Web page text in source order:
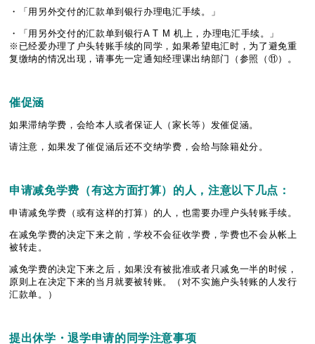
・「用另外交付的汇款单到银行办理电汇手续。」
・「用另外交付的汇款单到银行A T M 机上，办理电汇手续。」
※已经爱办理了户头转账手续的同学，如果希望电汇时，为了避免重
复缴纳的情况出现，请事先一定通知经理课出纳部门（参照（⑪）。
催促涵
如果滞纳学费，会给本人或者保证人（家长等）发催促涵。
请注意，如果发了催促涵后还不交纳学费，会给与除籍处分。
申请减免学费 （有这方面打算）的人，注意以下几点：
申请减免学费（或有这样的打算）的人，也需要办理户头转账手续。
在减免学费的决定下来之前，学校不会征收学费，学费也不会从帐上
被转走。
减免学费的决定下来之后，如果没有被批准或者只减免一半的时候，
原则上在决定下来的当月就要被转账。（对不实施户头转账的人发行
汇款单。）
提出休学・退学申请的同学注意事项